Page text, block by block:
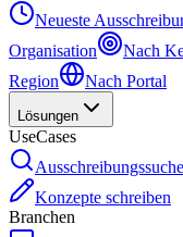
Neueste
Organisation
Nach
Region
Nach Portal
Lösungen
UseCases
Ausschreibungssuche
Konzepte schreiben
Branchen